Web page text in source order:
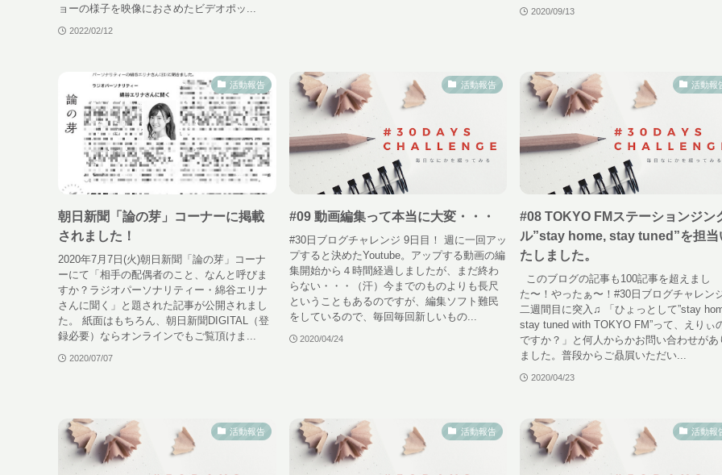
ョーの様子を映像におさめたビデオポッ...
2022/02/12
2020/09/13
活動報告
朝日新聞「論の芽」コーナーに掲載
されました！
2020年7月7日(火)朝日新聞「論の芽」コーナ
ーにて「相手の配偶者のこと、なんと呼びま
すか？ラジオパーソナリティー・綿谷エリナ
さんに聞く」と題された記事が公開されまし
た。 紙面はもちろん、朝日新聞DIGITAL（登
録必要）ならオンラインでもご覧頂けま...
2020/07/07
活動報告
#09 動画編集って本当に大変・・・
#30日ブログチャレンジ 9日目！ 週に一回アッ
プすると決めたYoutube。アップする動画の編
集開始から４時間経過しましたが、まだ終わ
らない・・・（汗）今までのものよりも長尺
ということもあるのですが、編集ソフト難民
をしているので、毎回毎回新しいもの...
2020/04/24
活動報
#08 TOKYO FMステーションジン
ル”stay home, stay tuned”を担当
たしました。
このブログの記事も100記事を超えまし
た〜！やったぁ〜！#30日ブログチャレン
二週間目に突入♫ 「ひょっとして”stay
stay tuned with TOKYO FM”って、えりぃ
ですか？」と何人からかお問い合わせがあ
ました。普段からご贔屓いただい...
2020/04/23
活動報告 活動報告 活動報